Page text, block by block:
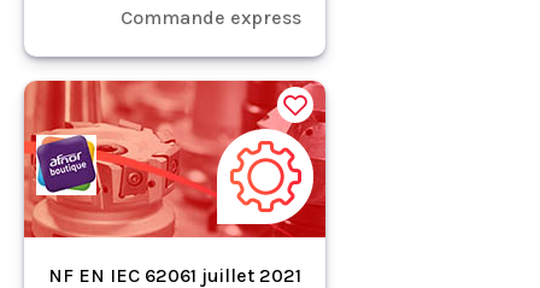
Commande express
NF EN IEC 62061 juillet 2021